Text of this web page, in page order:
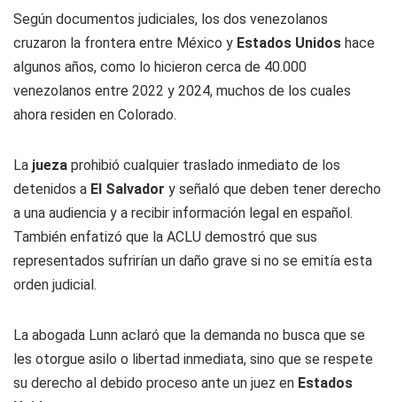
Según documentos judiciales, los dos venezolanos
cruzaron la frontera entre México y Estados Unidos hace
algunos años, como lo hicieron cerca de 40.000
venezolanos entre 2022 y 2024, muchos de los cuales
ahora residen en Colorado.
La jueza prohibió cualquier traslado inmediato de los
detenidos a El Salvador y señaló que deben tener derecho
a una audiencia y a recibir información legal en español.
También enfatizó que la ACLU demostró que sus
representados sufrirían un daño grave si no se emitía esta
orden judicial.
La abogada Lunn aclaró que la demanda no busca que se
les otorgue asilo o libertad inmediata, sino que se respete
su derecho al debido proceso ante un juez en Estados